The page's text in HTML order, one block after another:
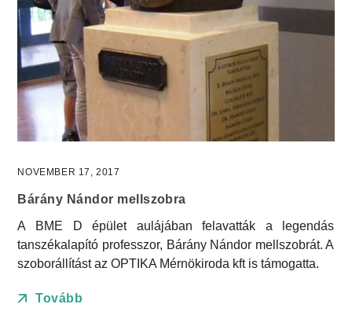
NOVEMBER 17, 2017
Bárány Nándor mellszobra
A BME D épület aulájában felavatták a legendás
tanszékalapító professzor, Bárány Nándor mellszobrát. A
szoborállítást az OPTIKA Mérnökiroda kft is támogatta.
Tovább